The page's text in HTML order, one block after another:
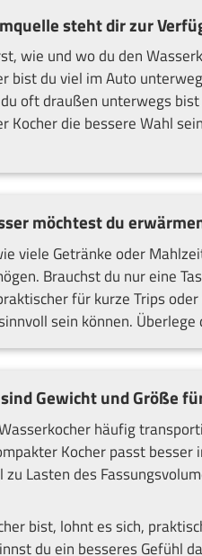
steht dir zur
wie und wo du den
bist du viel im Auto
oft draußen unterwegs
Kocher die bessere Wahl
möchtest du
viele Getränke oder
Brauchst du nur eine
für kurze Trips
sein können.
Gewicht und Größe
häufig
Kocher passt
zu Lasten des
bist, lohnt es sich,
du ein besseres Gefühl